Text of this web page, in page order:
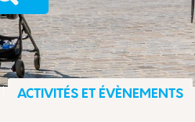
Recherche
ACTIVITÉS ET ÉVÈNEMENTS